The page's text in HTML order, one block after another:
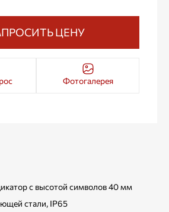
Фотогалерея
ЦЕНУ
с высотой символов 40 мм
стали, IP65